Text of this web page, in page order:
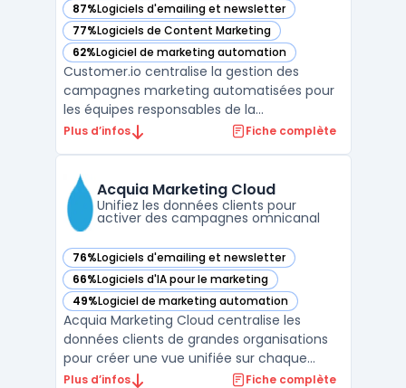
87%Logiciels d'emailing et newsletter
— voir Customer.io dans cette catégorie
77%Logiciels de Content Marketing
— voir Customer.io dans cette catégorie
62%Logiciel de marketing automation
— voir Customer.io dans cette catégorie
Customer.io centralise la gestion des
campagnes marketing automatisées pour
les équipes responsables de la
communication sur plusieurs canaux. Ce
homogénéiser leurs échanges clients à
grande échelle, sans multiplier les ou ...
Plus d’infos Fiche complète
Acquia Marketing Cloud
Unifiez les données clients pour
activer des campagnes omnicanal
76%Logiciels d'emailing et newsletter
— voir Acquia Marketing Cloud dans cette catégorie
66%Logiciels d'IA pour le marketing
— voir Acquia Marketing Cloud dans cette catégorie
49%Logiciel de marketing automation
— voir Acquia Marketing Cloud dans cette catégorie
Acquia Marketing Cloud centralise les
données clients de grandes organisations
pour créer une vue unifiée sur chaque
contact. Face à une multiplication des
Plus d’infos Fiche complète